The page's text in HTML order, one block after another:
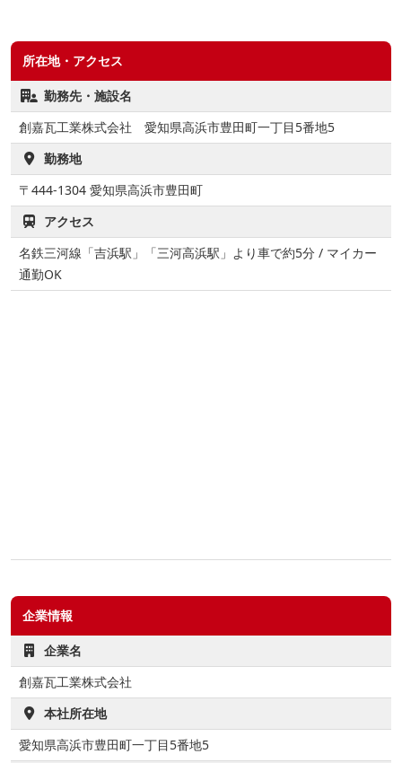
所在地・アクセス
勤務先・施設名
創嘉瓦工業株式会社 愛知県高浜市豊田町一丁目5番地5
勤務地
〒444-1304 愛知県高浜市豊田町
アクセス
名鉄三河線「吉浜駅」「三河高浜駅」より車で約5分 / マイカー
通勤OK
企業情報
企業名
創嘉瓦工業株式会社
本社所在地
愛知県高浜市豊田町一丁目5番地5